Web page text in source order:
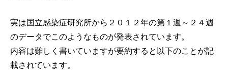
実は国立感染症研究所から２０１２年の第１週～２４週
のデータでこのようなものが発表されています。
内容は難しく書いていますが要約すると以下のことが記
載されています。